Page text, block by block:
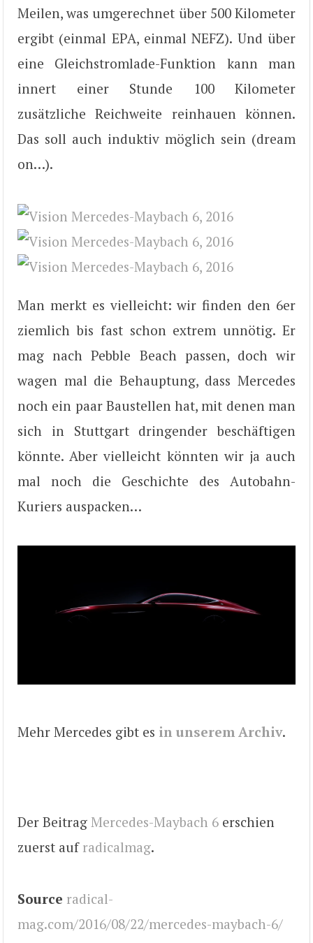
Meilen, was umgerechnet über 500 Kilometer
ergibt (einmal EPA, einmal NEFZ). Und über
eine Gleichstromlade-Funktion kann man
innert einer Stunde 100 Kilometer
zusätzliche Reichweite reinhauen können.
Das soll auch induktiv möglich sein (dream
on…).
Man merkt es vielleicht: wir finden den 6er
ziemlich bis fast schon extrem unnötig. Er
mag nach Pebble Beach passen, doch wir
wagen mal die Behauptung, dass Mercedes
noch ein paar Baustellen hat, mit denen man
sich in Stuttgart dringender beschäftigen
könnte. Aber vielleicht könnten wir ja auch
mal noch die Geschichte des Autobahn-
Kuriers auspacken…
Mehr Mercedes gibt es in unserem Archiv.
Der Beitrag Mercedes-Maybach 6 erschien
zuerst auf radicalmag.
Source radical-
mag.com/2016/08/22/mercedes-maybach-6/